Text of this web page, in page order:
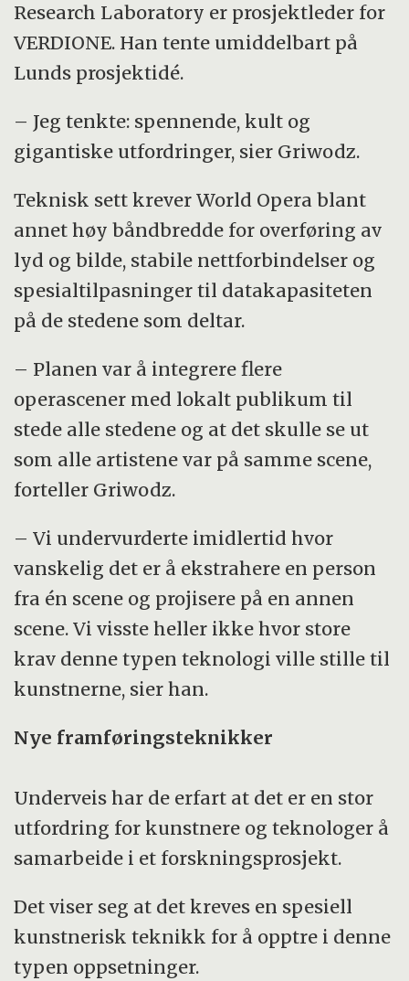
Research Laboratory er prosjektleder for
VERDIONE. Han tente umiddelbart på
Lunds prosjektidé.
– Jeg tenkte: spennende, kult og
gigantiske utfordringer, sier Griwodz.
Teknisk sett krever World Opera blant
annet høy båndbredde for overføring av
lyd og bilde, stabile nettforbindelser og
spesialtilpasninger til datakapasiteten
på de stedene som deltar.
– Planen var å integrere flere
operascener med lokalt publikum til
stede alle stedene og at det skulle se ut
som alle artistene var på samme scene,
forteller Griwodz.
– Vi undervurderte imidlertid hvor
vanskelig det er å ekstrahere en person
fra én scene og projisere på en annen
scene. Vi visste heller ikke hvor store
krav denne typen teknologi ville stille til
kunstnerne, sier han.
Nye framføringsteknikker
Underveis har de erfart at det er en stor
utfordring for kunstnere og teknologer å
samarbeide i et forskningsprosjekt.
Det viser seg at det kreves en spesiell
kunstnerisk teknikk for å opptre i denne
typen oppsetninger.